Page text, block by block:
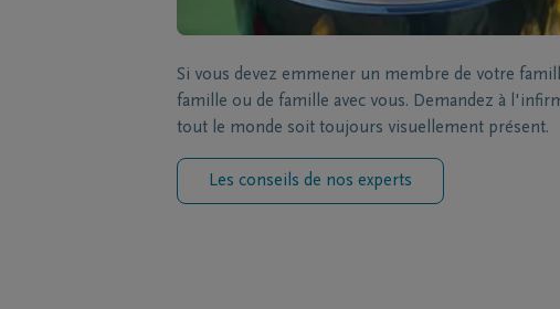
Si vous devez emmener un membre de votre
famille ou de famille avec vous. Demandez à
tout le monde soit toujours visuellement présent.
Les conseils de nos experts